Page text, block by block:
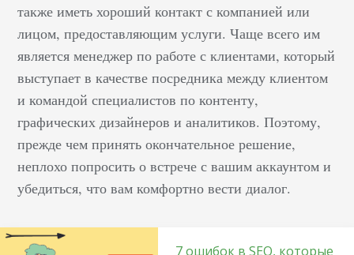
также иметь хороший контакт с компанией или
лицом, предоставляющим услуги. Чаще всего им
является менеджер по работе с клиентами, который
выступает в качестве посредника между клиентом
и командой специалистов по контенту,
графических дизайнеров и аналитиков. Поэтому,
прежде чем принять окончательное решение,
неплохо попросить о встрече с вашим аккаунтом и
убедиться, что вам комфортно вести диалог.
7 ошибок в SEO, которые